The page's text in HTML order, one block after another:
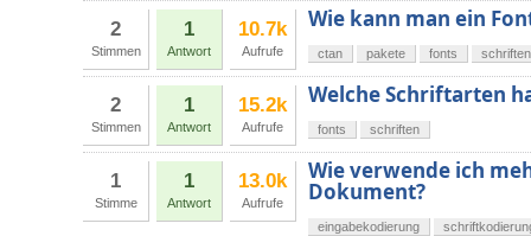
2
Stimmen
1
Antwort
10.7k
Aufrufe
Wie kann man ein
ctan pakete fonts schriften
2
Stimmen
1
Antwort
15.2k
Aufrufe
Welche Schriftarten
fonts schriften
1
Stimme
1
Antwort
13.0k
Aufrufe
Wie verwende ich
Dokument?
eingabekodierung